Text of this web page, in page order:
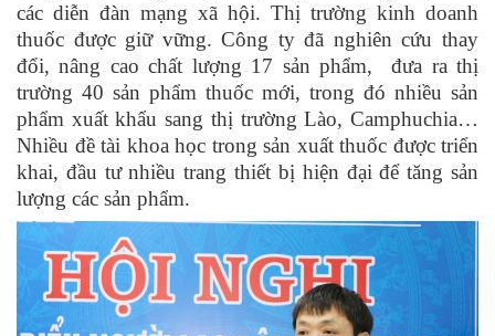
các diễn đàn mạng xã hội. Thị trường kinh doanh
thuốc được giữ vững. Công tyđã nghiên cứu thay
đổi, nâng cao chất lượng 17 sản phẩm, đưa ra thị
trường 40 sản phẩm thuốc mới, trong đó nhiều sản
phẩm xuất khẩu sang thị trường Lào, Camphuchia…
Nhiều đề tài khoa học trong sản xuất thuốc được triển
khai, đầu tư nhiều trang thiết bị hiện đại để tăng sản
lượng các sản phẩm.